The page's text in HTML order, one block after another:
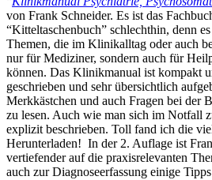
von Frank Schneider. Es ist das
“Kitteltaschenbuch” schlechthin, denn
Themen, die im Klinikalltag oder auch
nur für Mediziner, sondern auch für
können. Das Klinikmanual ist kompakt
geschrieben und sehr übersichtlich
Merkkästchen und auch Fragen bei der
zu lesen. Auch wie man sich im Notfall
explizit beschrieben. Toll fand ich die
Herunterladen! In der 2. Auflage ist
vertiefender auf die praxisrelevanten
auch zur Diagnoseerfassung einige